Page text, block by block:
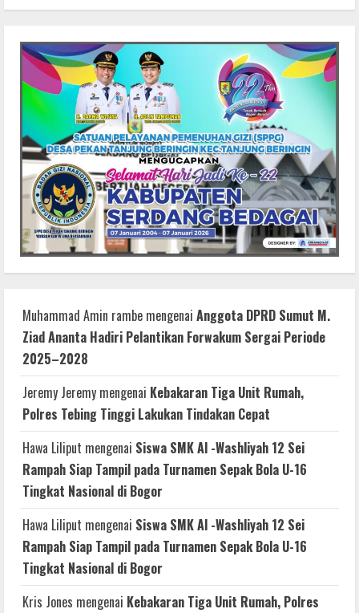
Muhammad Amin rambe mengenai Anggota DPRD Sumut M.
Ziad Ananta Hadiri Pelantikan Forwakum Sergai Periode
2025–2028
Jeremy Jeremy mengenai Kebakaran Tiga Unit Rumah,
Polres Tebing Tinggi Lakukan Tindakan Cepat
Hawa Liliput mengenai Siswa SMK Al -Washliyah 12 Sei
Rampah Siap Tampil pada Turnamen Sepak Bola U-16
Tingkat Nasional di Bogor
Hawa Liliput mengenai Siswa SMK Al -Washliyah 12 Sei
Rampah Siap Tampil pada Turnamen Sepak Bola U-16
Tingkat Nasional di Bogor
Kris Jones mengenai Kebakaran Tiga Unit Rumah, Polres